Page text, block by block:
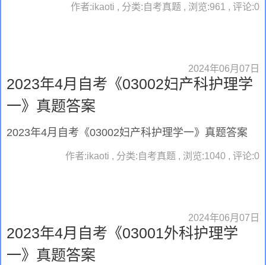
作者:ikaoti , 分类:自考真题 , 浏览:961 , 评论:0
2024年06月07日
2023年4月自考《03002妇产科护理学
一》真题答案
2023年4月自考《03002妇产科护理学一》真题答案
作者:ikaoti , 分类:自考真题 , 浏览:1040 , 评论:0
2024年06月07日
2023年4月自考《03001外科护理学
一》真题答案